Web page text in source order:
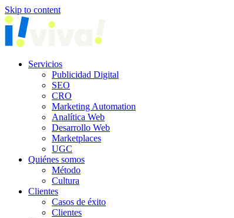
Skip to content
Servicios
Publicidad Digital
SEO
CRO
Marketing Automation
Analítica Web
Desarrollo Web
Marketplaces
UGC
Quiénes somos
Método
Cultura
Clientes
Casos de éxito
Clientes